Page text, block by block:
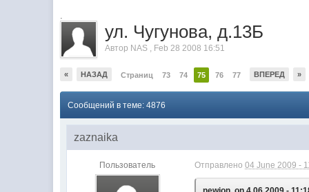
.
ул. Чугунова, д.13Б
Автор NAS , Feb 28 2008 16:51
« НАЗАД Страниц 73 74 75 76 77 ВПЕРЕД »
Сообщений в теме: 4876
zaznaika
Пользователь Отправлено04 June 2009 -